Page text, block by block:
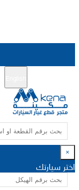
×
اختر سيارتك